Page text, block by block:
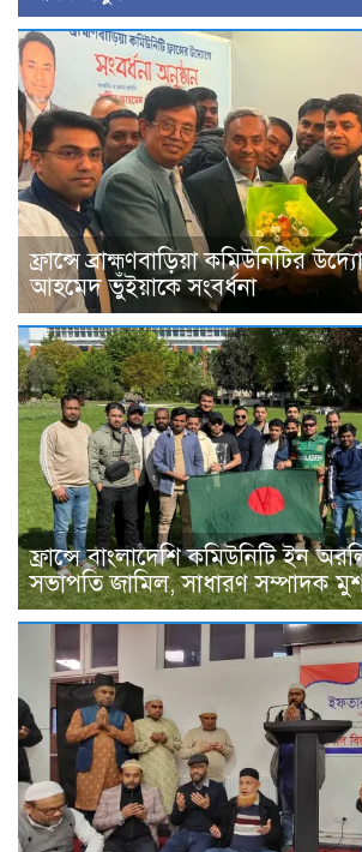
ফ্রান্সে ব্রাহ্মণবাড়িয়া কমিউনিটির
আহমেদ ভুঁইয়াকে সংবর্ধনা
ফ্রান্সে বাংলাদেশি কমিউনিটি ইন
সভাপতি জামিল, সাধারণ সম্পাদক